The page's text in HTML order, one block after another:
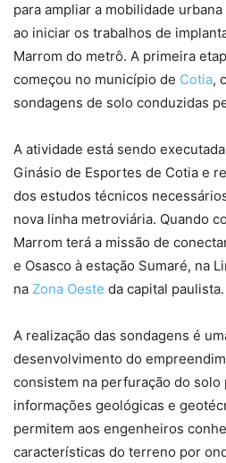
para ampliar a mobilidade urbana
ao iniciar os trabalhos de
Marrom do metrô. A primeira
começou no município de Cotia,
sondagens de solo conduzidas
A atividade está sendo
Ginásio de Esportes de Cotia e
dos estudos técnicos
nova linha metroviária. Quando
Marrom terá a missão de
e Osasco à estação Sumaré, na
na Zona Oeste da capital paulista.
A realização das sondagens é
desenvolvimento do
consistem na perfuração do solo
informações geológicas e
permitem aos engenheiros
características do terreno por